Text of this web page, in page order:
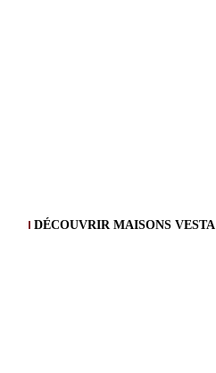
DÉCOUVRIR MAISONS VESTA